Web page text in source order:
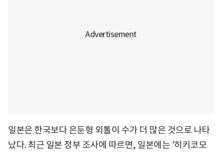
일본은 한국보다 은둔형 외톨이 수가 더 많은 것으로 나타
났다. 최근 일본 정부 조사에 따르면, 일본에는 '히키코모